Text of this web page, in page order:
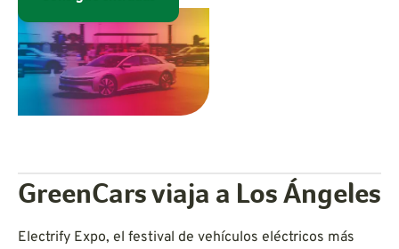
GreenCars viaja a Los Ángeles
Electrify Expo, el festival de vehículos eléctricos más